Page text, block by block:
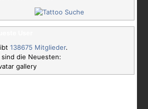
138675 Mitglieder.
sind die Neuesten: